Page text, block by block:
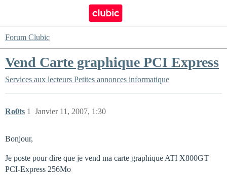
Forum Clubic
Vend Carte graphique PCI Express
Services aux lecteurs Petites annonces informatique
Ro0ts Janvier 11, 2007, 1:30
1
Bonjour,
Je poste pour dire que je vend ma carte graphique ATI X800GT
PCI-Express 256Mo